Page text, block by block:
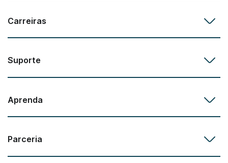
Carreiras
Suporte
Aprenda
Parceria